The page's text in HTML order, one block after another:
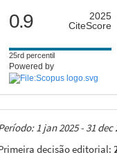
citescore
0.9
2025
CiteScore
25rd percentil
Powered by
1 jan 2025 - 31 dec
decisão editorial: